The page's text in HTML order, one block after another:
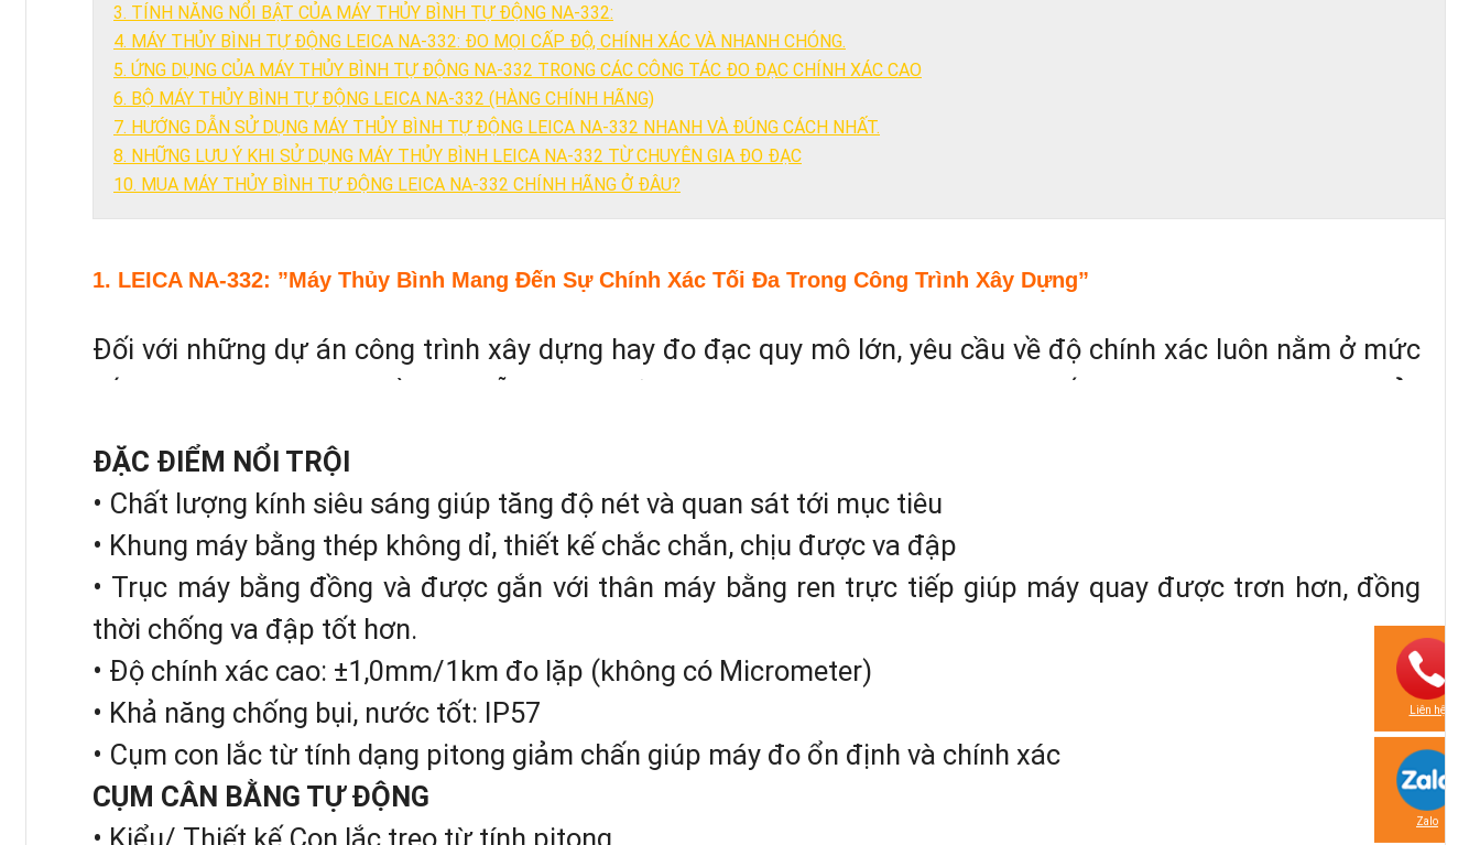
3. TÍNH NĂNG NỔI BẬT CỦA MÁY THỦY BÌNH TỰ ĐỘNG NA-332:
4. MÁY THỦY BÌNH TỰ ĐỘNG LEICA NA-332: ĐO MỌI CẤP ĐỘ, CHÍNH XÁC VÀ NHANH CHÓNG.
5. ỨNG DỤNG CỦA MÁY THỦY BÌNH TỰ ĐỘNG NA-332 TRONG CÁC CÔNG TÁC ĐO ĐẠC CHÍNH XÁC CAO
6. BỘ MÁY THỦY BÌNH TỰ ĐỘNG LEICA NA-332 (HÀNG CHÍNH HÃNG)
7. HƯỚNG DẪN SỬ DỤNG MÁY THỦY BÌNH TỰ ĐỘNG LEICA NA-332 NHANH VÀ ĐÚNG CÁCH NHẤT.
8. NHỮNG LƯU Ý KHI SỬ DỤNG MÁY THỦY BÌNH LEICA NA-332 TỪ CHUYÊN GIA ĐO ĐẠC
10. MUA MÁY THỦY BÌNH TỰ ĐỘNG LEICA NA-332 CHÍNH HÃNG Ở ĐÂU?
1. LEICA NA-332: ”Máy Thủy Bình Mang Đến Sự Chính Xác Tối Đa Trong Công Trình Xây Dựng”
Đối với những dự án công trình xây dựng hay đo đạc quy mô lớn, yêu cầu về độ chính xác luôn nằm ở mức
tối đa. Vì vậy, chúng ta cần sự hỗ trợ từ những dụng cụ chuyên nghiệp, tiên tiến và hiện đại như
Máy thủy
ĐẶC ĐIỂM NỔI TRỘI
• Chất lượng kính siêu sáng giúp tăng độ nét và quan sát tới mục tiêu
• Khung máy bằng thép không dỉ, thiết kế chắc chắn, chịu được va đập
• Trục máy bằng đồng và được gắn với thân máy bằng ren trực tiếp giúp máy quay được trơn hơn, đồng
thời chống va đập tốt hơn.
• Độ chính xác cao: ±1,0mm/1km đo lặp (không có Micrometer)
• Khả năng chống bụi, nước tốt: IP57
• Cụm con lắc từ tính dạng pitong giảm chấn giúp máy đo ổn định và chính xác
CỤM CÂN BẰNG TỰ ĐỘNG
Liên hệ
Zalo